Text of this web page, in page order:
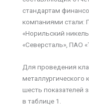
стандартам
компаниями стали:
«Норильский
«Северсталь», ПАО
Для проведения
шесть показателей
в таблице 1.